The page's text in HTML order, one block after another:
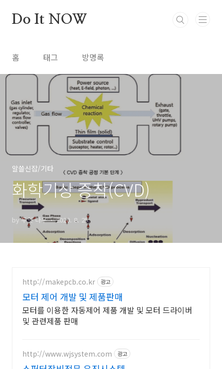
Do It NOW
홈 태그 방명록
알쓸신잡/기타
화학기상 증착(CVD)
by 두잇 나우 2020. 8. 25.
http://makepcb.co.kr 광고
모터 제어 개발 및 제품판매
모터를 이용한 자동제어 제품 개발 및 모터 드라이버
및 관련제품 판매
http://www.wjsystem.com 광고